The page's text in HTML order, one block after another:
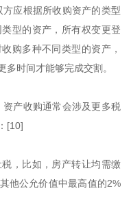
方应根据所收购资产的类型
型的资产，所有权变更登
购多种不同类型的资产，
时间才能够完成交割。
资产收购通常会涉及更多税
[10]
税，比如，房产转让均需缴
他公允价值中最高值的2%